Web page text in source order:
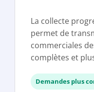
La collecte
permet de
commerciales
complètes et
Demandes plus